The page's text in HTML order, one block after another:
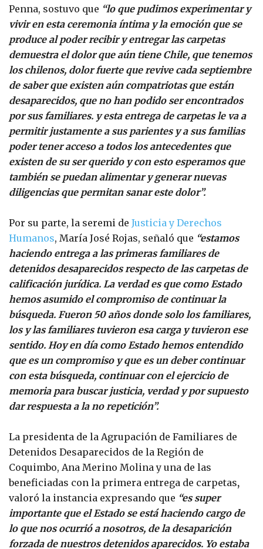
Penna, sostuvo que “lo que pudimos experimentar y
vivir en esta ceremonia íntima y la emoción que se
produce al poder recibir y entregar las carpetas
demuestra el dolor que aún tiene Chile, que tenemos
los chilenos, dolor fuerte que revive cada septiembre
de saber que existen aún compatriotas que están
desaparecidos, que no han podido ser encontrados
por sus familiares. y esta entrega de carpetas le va a
permitir justamente a sus parientes y a sus familias
poder tener acceso a todos los antecedentes que
existen de su ser querido y con esto esperamos que
también se puedan alimentar y generar nuevas
diligencias que permitan sanar este dolor”.
Por su parte, la seremi de Justicia y Derechos
Humanos, María José Rojas, señaló que “estamos
haciendo entrega a las primeras familiares de
detenidos desaparecidos respecto de las carpetas de
calificación jurídica. La verdad es que como Estado
hemos asumido el compromiso de continuar la
búsqueda. Fueron 50 años donde solo los familiares,
los y las familiares tuvieron esa carga y tuvieron ese
sentido. Hoy en día como Estado hemos entendido
que es un compromiso y que es un deber continuar
con esta búsqueda, continuar con el ejercicio de
memoria para buscar justicia, verdad y por supuesto
dar respuesta a la no repetición”.
La presidenta de la Agrupación de Familiares de
Detenidos Desaparecidos de la Región de
Coquimbo, Ana Merino Molina y una de las
beneficiadas con la primera entrega de carpetas,
valoró la instancia expresando que “es super
importante que el Estado se está haciendo cargo de
lo que nos ocurrió a nosotros, de la desaparición
forzada de nuestros detenidos aparecidos. Yo estaba